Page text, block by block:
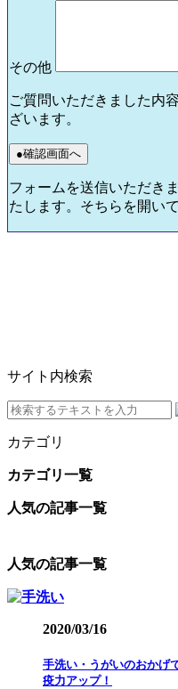
その他
ご質問いただきました内
ざいます。
フォームを送信いただき
たします。そちらを開い
サイト内検索
カテゴリ
カテゴリ一覧
人気の記事一覧
人気の記事一覧
2020/03/16
手洗い・うがいのおかげ
疫力アップ！